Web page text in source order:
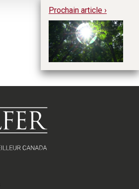
Prochain article ›